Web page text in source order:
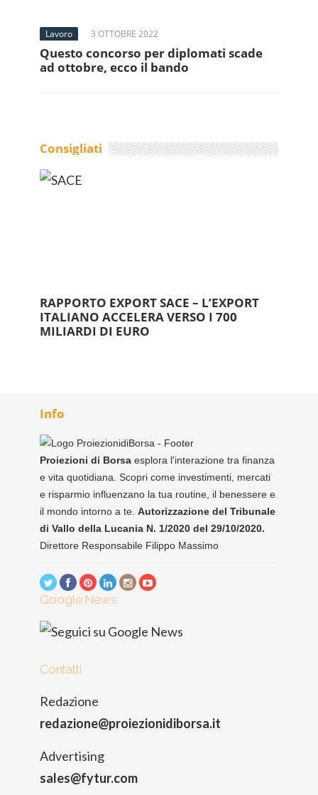
Lavoro 3 OTTOBRE 2022
Questo concorso per diplomati scade
ad ottobre, ecco il bando
Consigliati
RAPPORTO EXPORT SACE – L’EXPORT
ITALIANO ACCELERA VERSO I 700
MILIARDI DI EURO
Info
Proiezioni di Borsa esplora l'interazione tra finanza
e vita quotidiana. Scopri come investimenti, mercati
e risparmio influenzano la tua routine, il benessere e
il mondo intorno a te. Autorizzazione del Tribunale
di Vallo della Lucania N. 1/2020 del 29/10/2020.
Direttore Responsabile Filippo Massimo
Google News
Contatti
Redazione
redazione@proiezionidiborsa.it
Advertising
sales@fytur.com